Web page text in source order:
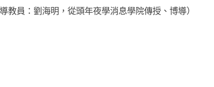
教員：劉海明，從頭年夜學消息學院傳授、博導）